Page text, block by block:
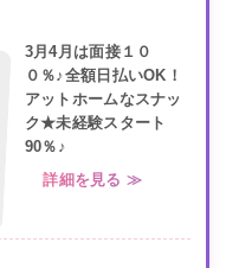
3月4月は面接１０
０％♪全額日払いOK！
アットホームなスナッ
ク★未経験スタート
90％♪
詳細を見る ≫